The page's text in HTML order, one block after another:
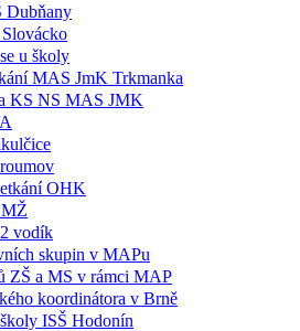
Dubňany
u školy
MAS JmK Trkmanka
KS NS MAS JMK
OHK
MŽ
vodík
skupin v MAPu
ZŠ a MS v rámci MAP
koordinátora v Brně
ISŠ Hodonín